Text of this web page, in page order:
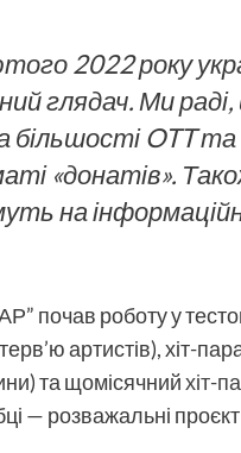
2022 року
глядач. Ми
більшості OTT та
«донатів».
на
почав роботу у
артистів), хіт-
та щомісячнийхіт-
— розважальні